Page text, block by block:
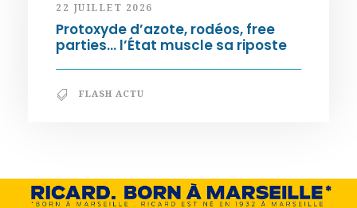
22 JUILLET 2026
Protoxyde d’azote, rodéos, free
parties… l’État muscle sa riposte
FLASH ACTU